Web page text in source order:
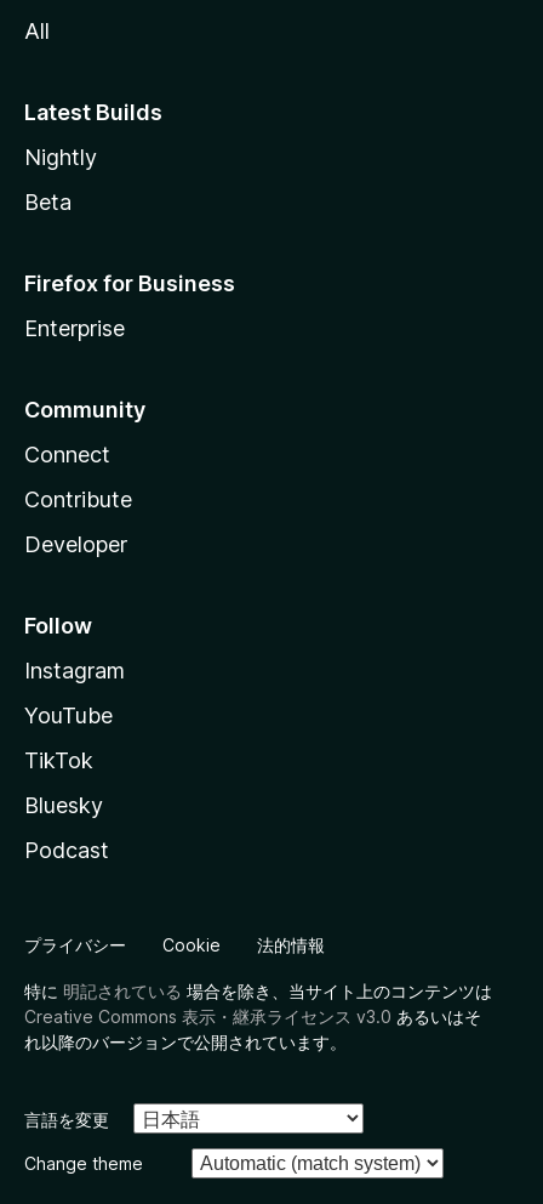
All
Latest Builds
Nightly
Beta
Firefox for Business
Enterprise
Community
Connect
Contribute
Developer
Follow
Instagram
YouTube
TikTok
Bluesky
Podcast
プライバシー Cookie 法的情報
特に 明記されている 場合を除き、当サイト上のコンテンツは
Creative Commons 表示・継承ライセンス v3.0 あるいはそ
れ以降のバージョンで公開されています。
言語を変更
Change theme